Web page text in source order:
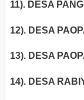
11). DESA
12). DESA
13). DESA
14). DESA